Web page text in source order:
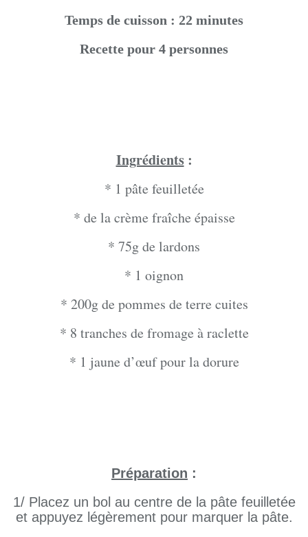
Temps de cuisson : 22 minutes
Recette pour 4 personnes
Ingrédients:
* 1 pâte feuilletée
* de la crème fraîche épaisse
* 75g de lardons
* 1 oignon
* 200g de pommes de terre cuites
* 8 tranches de fromage à raclette
* 1 jaune d’œuf pour la dorure
Préparation :
1/ Placez un bol au centre de la pâte feuilletée
et appuyez légèrement pour marquer la pâte.